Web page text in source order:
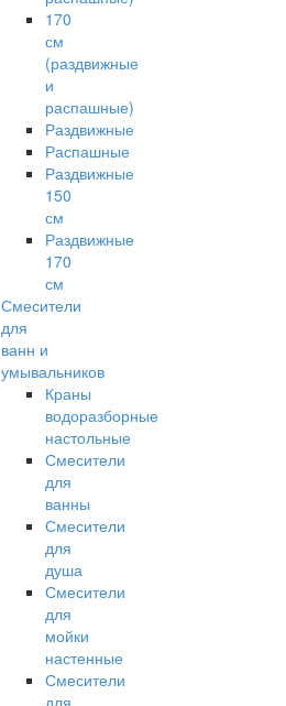
170
см
(раздвижные
и
распашные)
Раздвижные
Распашные
Раздвижные
150
см
Раздвижные
170
см
Смесители
для
ванн и
умывальников
Краны
водоразборные
настольные
Смесители
для
ванны
Смесители
для
душа
Смесители
для
мойки
настенные
Смесители